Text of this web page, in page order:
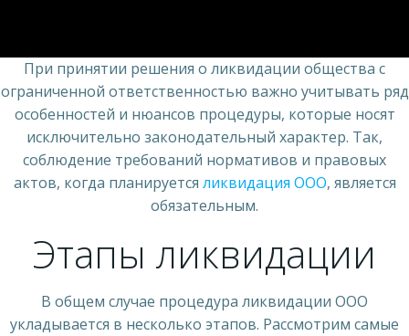
При принятии решения о ликвидации общества с
ограниченной ответственностью важно учитывать ряд
особенностей и нюансов процедуры, которые носят
исключительно законодательный характер. Так,
соблюдение требований нормативов и правовых
актов, когда планируется ликвидация ООО, является
обязательным.
Этапы ликвидации
В общем случае процедура ликвидации ООО
укладывается в несколько этапов. Рассмотрим самые